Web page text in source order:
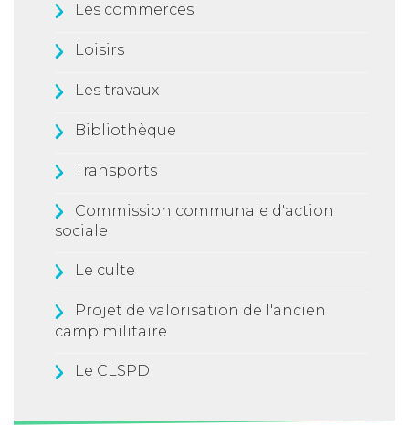
Les commerces
Loisirs
Les travaux
Bibliothèque
Transports
Commission communale d'action
sociale
Le culte
Projet de valorisation de l'ancien
camp militaire
Le CLSPD